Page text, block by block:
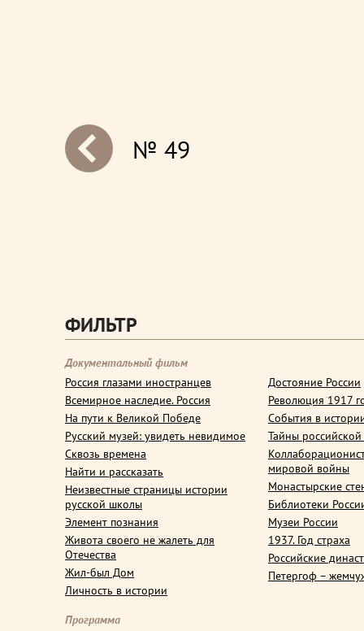
№ 49
ФИЛЬТР
Документальный фильм
Россия глазами иностранцев
Всемирное наследие. Россия
На пути к Великой Победе
Русский музей: увидеть невидимое
Сквозь времена
Найти и рассказать
Неизвестные страницы истории
русской школы
Элемент познания
Живота своего не жалеть для
Отечества
Жил-был Дом
Личность в истории
Достояние России
Революция 1917
События в
Тайны
мировой войны
Монастырские
Библиотеки
Музеи России
1937. Год страха
Российские
Петергоф –
Программа